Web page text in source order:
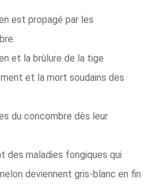
est propagé par les
et la brûlure de la tige
et la mort soudains des
du concombre dès leur
des maladies fongiques qui
deviennent gris-blanc en fin